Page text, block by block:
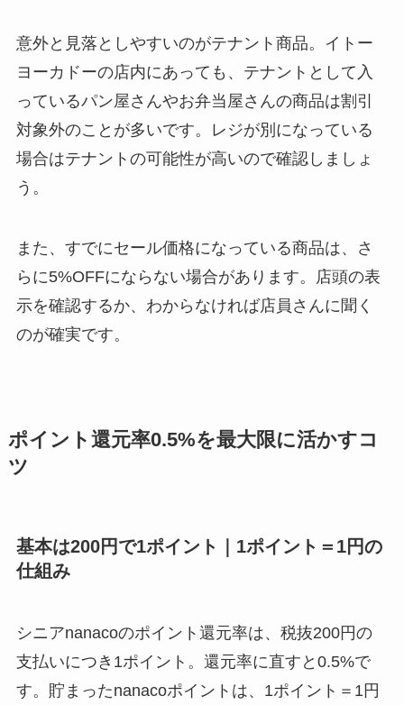
意外と見落としやすいのがテナント商品。イトー
ヨーカドーの店内にあっても、テナントとして入
っているパン屋さんやお弁当屋さんの商品は割引
対象外のことが多いです。レジが別になっている
場合はテナントの可能性が高いので確認しましょ
う。
また、すでにセール価格になっている商品は、さ
らに5%OFFにならない場合があります。店頭の表
示を確認するか、わからなければ店員さんに聞く
のが確実です。
ポイント還元率0.5%を最大限に活かすコ
ツ
基本は200円で1ポイント｜1ポイント＝1円の
仕組み
シニアnanacoのポイント還元率は、税抜200円の
支払いにつき1ポイント。還元率に直すと0.5%で
す。貯まったnanacoポイントは、1ポイント＝1円